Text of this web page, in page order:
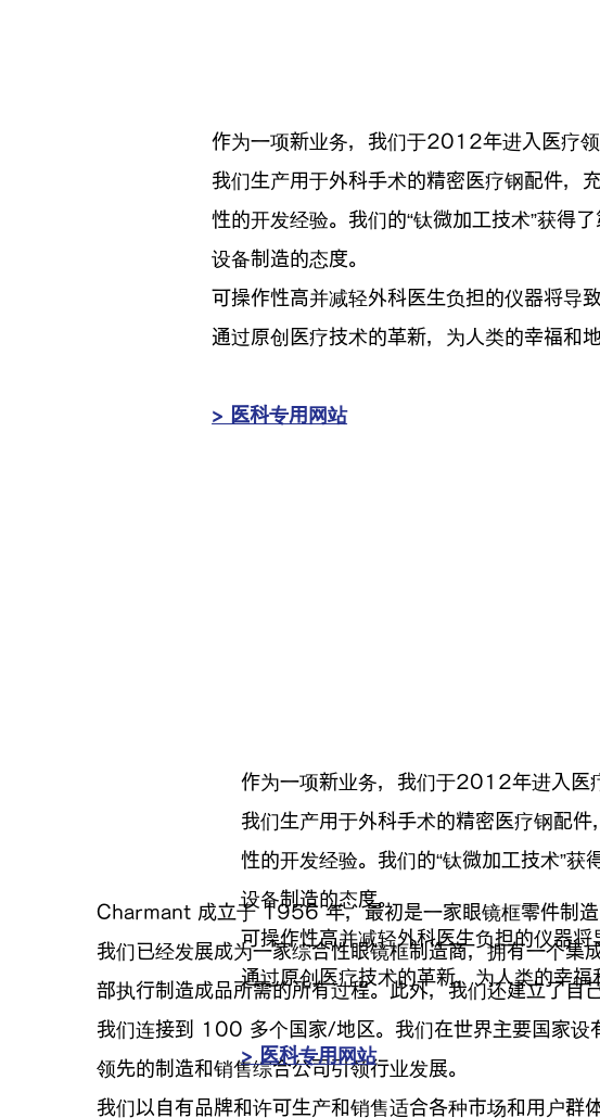
Charmant 成立于 1956 年，最初是一家眼镜框零件制造
我们已经发展成为一家综合性眼镜框制造商，拥有一个集
部执行制造成品所需的所有过程。此外，我们还建立了自
我们连接到 100 多个国家/地区。我们在世界主要国家设
领先的制造和销售综合公司引领行业发展。
我们以自有品牌和许可生产和销售适合各种市场和用户群
作为一项新业务，我们于2012年进入医
我们生产用于外科手术的精密医疗钢配
性的开发经验。我们的“钛微加工技术”
设备制造的态度。
可操作性高并减轻外科医生负担的仪器
通过原创医疗技术的革新，为人类的幸福
> 医科专用网站
作为一项新业务，我们于2012年进入医疗领
我们生产用于外科手术的精密医疗钢配件，
性的开发经验。我们的“钛微加工技术”获得
设备制造的态度。
可操作性高并减轻外科医生负担的仪器将导
通过原创医疗技术的革新，为人类的幸福和
> 医科专用网站